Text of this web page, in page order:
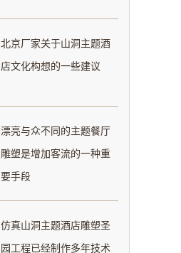
北京厂家关于山洞主题酒
店文化构想的一些建议
漂亮与众不同的主题餐厅
雕塑是增加客流的一种重
要手段
仿真山洞主题酒店雕塑圣
园工程已经制作多年技术